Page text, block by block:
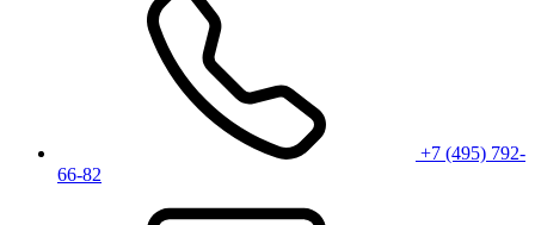
+7 (495) 792-
66-82